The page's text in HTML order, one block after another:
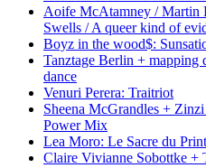
Aoife McAtamney / Martin
Swells / A queer kind of
Boyz in the wood$:
Tanztage Berlin + mapping
dance
Venuri Perera: Traitriot
Sheena McGrandles +
Power Mix
Lea Moro: Le Sacre du
Claire Vivianne Sobottke +